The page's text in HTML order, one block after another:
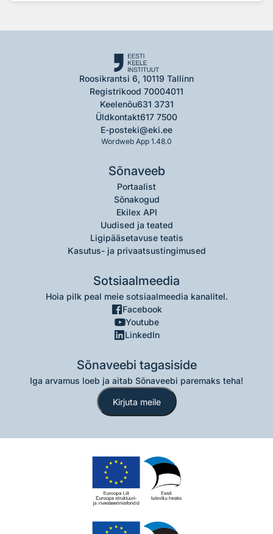
Roosikrantsi 6, 10119 Tallinn
Registrikood 70004011
Keelenõu631 3731
Üldkontakt617 7500
E-posteki@eki.ee
Wordweb App 1.48.0
Sõnaveeb
Portaalist
Sõnakogud
Ekilex API
Uudised ja teated
Ligipääsetavuse teatis
Kasutus- ja privaatsustingimused
Sotsiaalmeedia
Hoia pilk peal meie sotsiaalmeedia kanalitel.
Facebook
Youtube
LinkedIn
Sõnaveebi tagasiside
Iga arvamus loeb ja aitab Sõnaveebi paremaks teha!
Kirjuta meile